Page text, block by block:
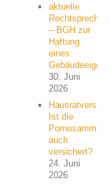
aktuelle
– BGH zur
Haftung
eines
30. Juni
2026
Ist die
auch
versichert?
24. Juni
2026